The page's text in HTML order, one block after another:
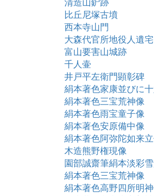
比丘尼塚古墳
西本寺山門
大森代官所地役人遺
富山要害山城跡
千人壷
井戸平左衛門顕彰碑
絹本著色家康並びに
絹本著色三宝荒神像
絹本著色雨宝童子像
絹本著色安原備中像
絹本著色阿弥陀如来
木造熊野権現像
園部誠齋筆絹本淡彩
絹本著色三宝荒神像
絹本著色高野四所明